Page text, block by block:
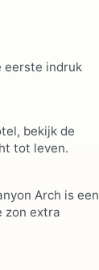
eerste indruk
bekijk de
tot leven.
Arch is een
zon extra